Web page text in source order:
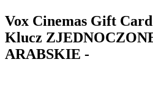
Vox Cinemas Gift
Klucz
ARABSKIE -